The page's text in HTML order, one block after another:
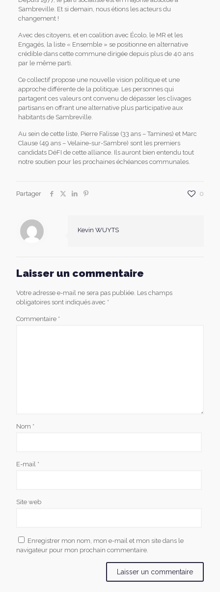
Sambreville. Et si demain, nous étions les acteurs du
changement !
Avec des citoyens, et en coalition avec Écolo, le MR et les
Engagés, la liste « Ensemble » se positionne en alternative
crédible dans cette commune dirigée depuis plus de 40 ans
par le même parti.
Ce collectif propose une nouvelle vision politique et une
approche différente de la politique. Les personnes qui
partagent ces valeurs ont convenu de dépasser les clivages
partisans en offrant une alternative plus participative aux
habitants de Sambreville.
Au sein de cette liste, Pierre Falisse (33 ans – Tamines) et Marc
Clause (49 ans – Velaine-sur-Sambre) sont les premiers
candidats DéFI de cette alliance. Ils auront bien entendu tout
notre soutien pour les prochaines échéances communales.
Partager 0
Kevin WUYTS
Laisser un commentaire
Votre adresse e-mail ne sera pas publiée. Les champs
obligatoires sont indiqués avec *
Commentaire *
Nom *
E-mail *
Site web
Enregistrer mon nom, mon e-mail et mon site dans le
navigateur pour mon prochain commentaire.